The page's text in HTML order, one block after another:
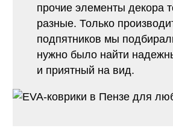
прочие элементы декора
разные. Только
подпятников мы
нужно было найти
и приятный на вид.